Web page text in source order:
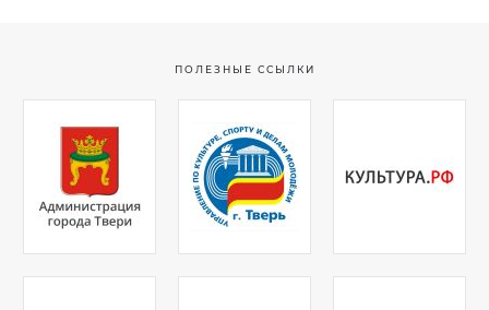
ПОЛЕЗНЫЕ ССЫЛКИ